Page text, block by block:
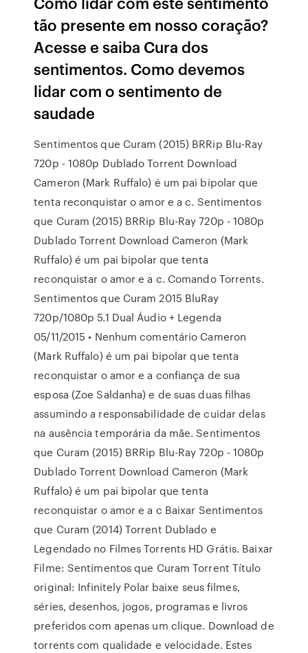
tão presente em nosso coração?
Acesse e saiba Cura dos
sentimentos. Como devemos
lidar com o sentimento de
saudade
Sentimentos que Curam (2015) BRRip Blu-Ray
720p - 1080p Dublado Torrent Download
Cameron (Mark Ruffalo) é um pai bipolar que
tenta reconquistar o amor e a c. Sentimentos
que Curam (2015) BRRip Blu-Ray 720p - 1080p
Dublado Torrent Download Cameron (Mark
Ruffalo) é um pai bipolar que tenta
reconquistar o amor e a c. Comando Torrents.
Sentimentos que Curam 2015 BluRay
720p/1080p 5.1 Dual Áudio + Legenda
05/11/2015 • Nenhum comentário Cameron
(Mark Ruffalo) é um pai bipolar que tenta
reconquistar o amor e a confiança de sua
esposa (Zoe Saldanha) e de suas duas filhas
assumindo a responsabilidade de cuidar delas
na ausência temporária da mãe. Sentimentos
que Curam (2015) BRRip Blu-Ray 720p - 1080p
Dublado Torrent Download Cameron (Mark
Ruffalo) é um pai bipolar que tenta
reconquistar o amor e a c Baixar Sentimentos
que Curam (2014) Torrent Dublado e
Legendado no Filmes Torrents HD Grátis. Baixar
Filme: Sentimentos que Curam Torrent Título
original: Infinitely Polar baixe seus filmes,
séries, desenhos, jogos, programas e livros
preferidos com apenas um clique. Download de
torrents com qualidade e velocidade. Estes